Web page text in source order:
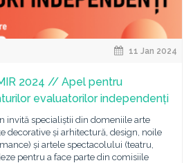
11 Jan 2024
2024 // Apel pentru
evaluatorilor independenți
invită specialiștii din domeniile arte
decorative și arhitectură, design, noile
și artele spectacolului (teatru,
pentru a face parte din comisiile